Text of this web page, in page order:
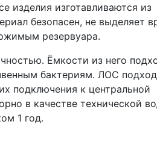
изделия изготавливаются из
безопасен, не выделяет
резервуара.
Ёмкости из него
бактериям. ЛОС
подключения к центральной
в качестве технической
1 год.